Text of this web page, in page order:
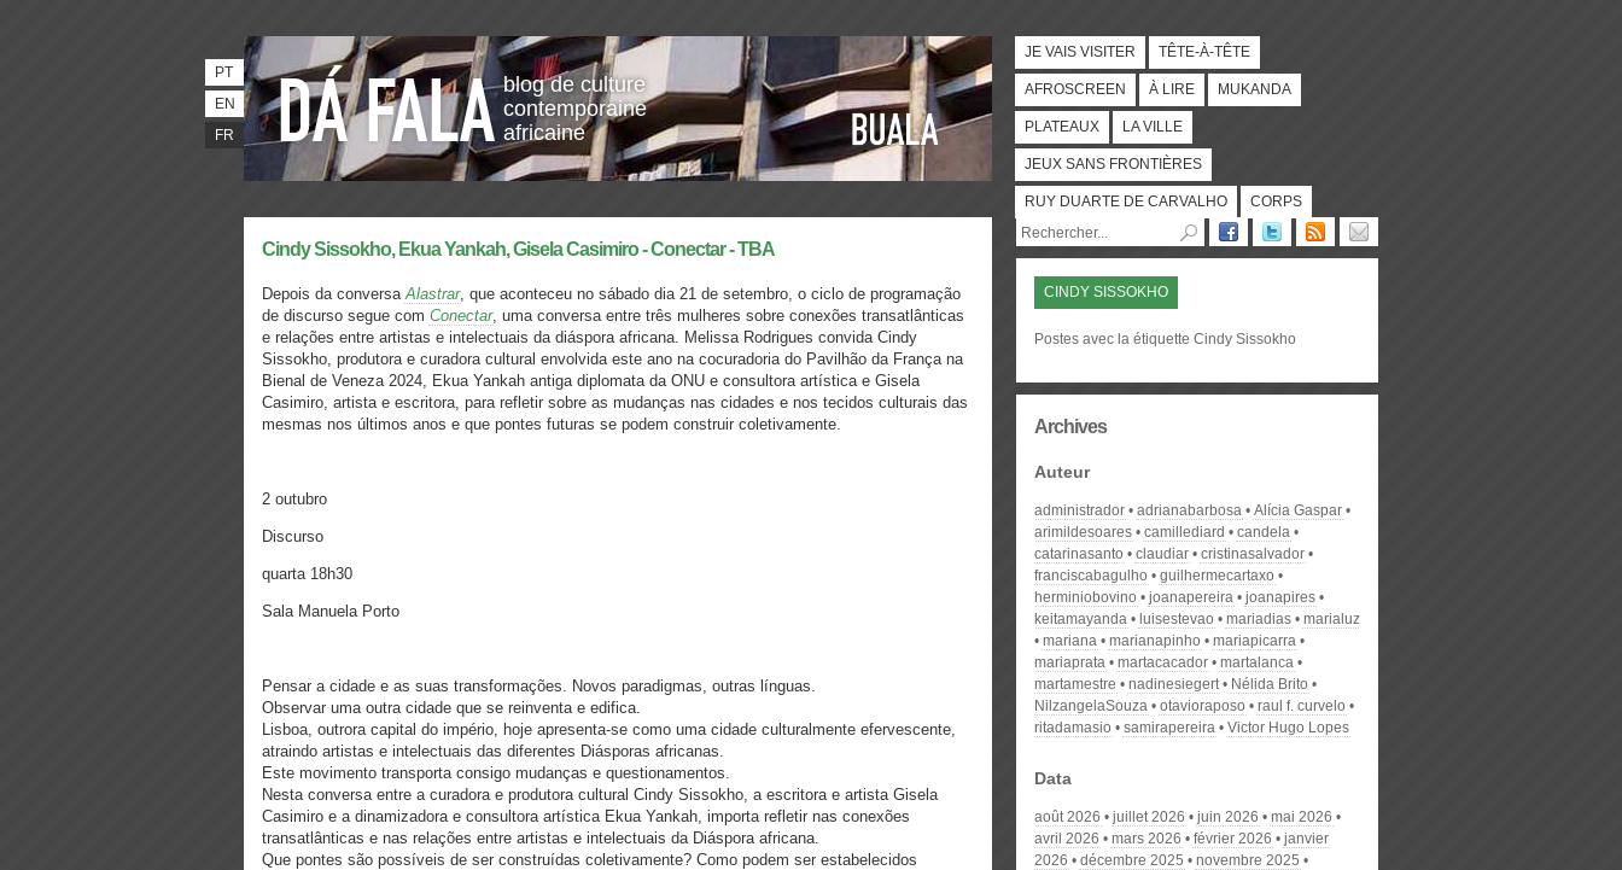
blog de culture
contemporaine
africaine
PT
EN
FR
JE VAIS VISITER TÊTE-À-TÊTE
AFROSCREEN À LIRE MUKANDA
PLATEAUX LA VILLE
JEUX SANS FRONTIÈRES
RUY DUARTE DE CARVALHO CORPS
Cindy Sissokho, Ekua Yankah, Gisela Casimiro - Conectar - TBA
Depois da conversaAlastrar, que aconteceu no sábado dia 21 de setembro, o ciclo de programação
de discurso segue com Conectar, uma conversa entre três mulheres sobre conexões transatlânticas
e relações entre artistas e intelectuais da diáspora africana. Melissa Rodrigues convida Cindy
Sissokho, produtora e curadora cultural envolvida este ano na cocuradoria do Pavilhão da França na
Bienal de Veneza 2024, Ekua Yankah antiga diplomata da ONU e consultora artística e Gisela
Casimiro, artista e escritora, para refletir sobre as mudanças nas cidades e nos tecidos culturais das
mesmas nos últimos anos e que pontes futuras se podem construir coletivamente.
2 outubro
Discurso
quarta 18h30
Sala Manuela Porto
Pensar a cidade e as suas transformações. Novos paradigmas, outras línguas.
Observar uma outra cidade que se reinventa e edifica.
Lisboa, outrora capital do império, hoje apresenta-se como uma cidade culturalmente efervescente,
atraindo artistas e intelectuais das diferentes Diásporas africanas.
Este movimento transporta consigo mudanças e questionamentos.
Nesta conversa entre a curadora e produtora cultural Cindy Sissokho, a escritora e artista Gisela
Casimiro e a dinamizadora e consultora artística Ekua Yankah, importa refletir nas conexões
transatlânticas e nas relações entre artistas e intelectuais da Diáspora africana.
Que pontes são possíveis de ser construídas coletivamente? Como podem ser estabelecidos
CINDY SISSOKHO
Postes avec la étiquette Cindy Sissokho
Archives
Auteur
administrador adrianabarbosa
Alícia Gaspar
arimildesoares
camillediard
candela
catarinasanto
claudiar
cristinasalvador
franciscabagulho
guilhermecartaxo
herminiobovino
joanapereira
joanapires
keitamayanda
luisestevao mariadias
marialuz
mariana
marianapinho
mariapicarra
mariaprata
martacacador
martalanca
martamestre
nadinesiegert
Nélida Brito
NilzangelaSouza
otavioraposo
raul f. curvelo
ritadamasio
samirapereira Victor Hugo Lopes
Data
août 2026 juillet 2026 juin 2026
mai 2026
avril 2026
mars 2026 février 2026
janvier
2026
décembre 2025
novembre 2025